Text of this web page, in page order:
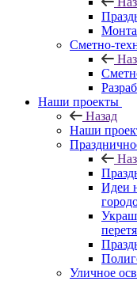
Сметно-
Наши проекты
Назад
Наши
Идеи
Уличное